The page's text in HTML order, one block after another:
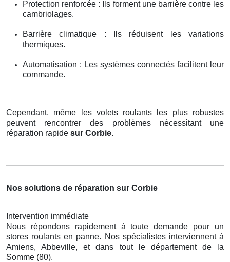
Protection renforcée : Ils forment une barrière contre les
cambriolages.
Barrière climatique : Ils réduisent les variations
thermiques.
Automatisation : Les systèmes connectés facilitent leur
commande.
Cependant, même les volets roulants les plus robustes
peuvent rencontrer des problèmes nécessitant une
réparation rapide sur Corbie.
Nos solutions de réparation sur Corbie
Intervention immédiate
Nous répondons rapidement à toute demande pour un
stores roulants en panne. Nos spécialistes interviennent à
Amiens, Abbeville, et dans tout le département de la
Somme (80).